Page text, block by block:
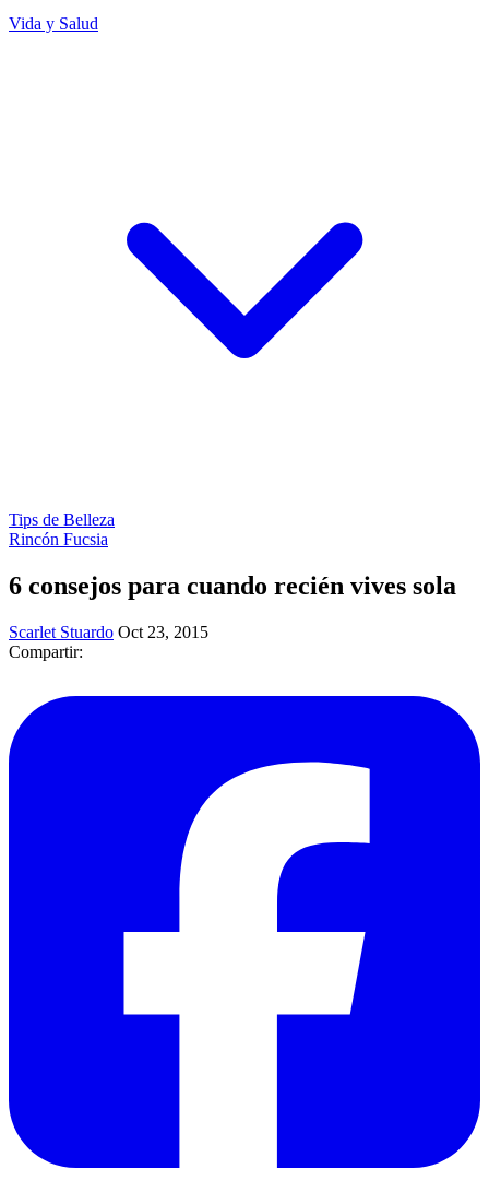
Vida y Salud
Tips de Belleza
Rincón Fucsia
6 consejos para cuando recién vives sola
Scarlet Stuardo Oct 23, 2015
Compartir: